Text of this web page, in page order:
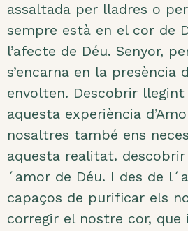
assaltada per lladres o
sempre està en el cor de
l’afecte de Déu. Senyor,
s’encarna en la presència
envolten. Descobrir
aquesta experiència
nosaltres també ens
aquesta realitat.
´amor de Déu. I des de
capaços de purificar els
corregir el nostre cor, que